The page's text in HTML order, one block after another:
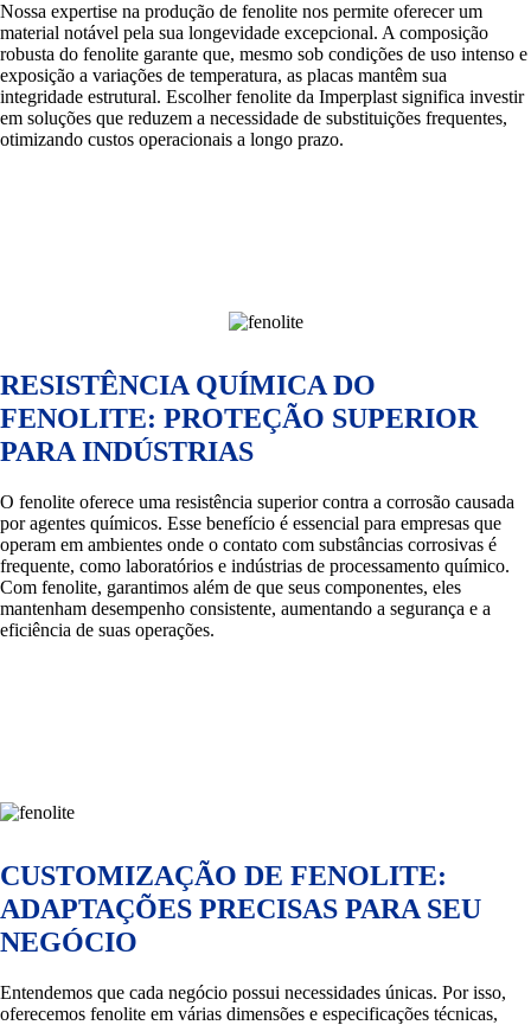
Nossa expertise na produção de fenolite nos permite oferecer um
material notável pela sua longevidade excepcional. A composição
robusta do fenolite garante que, mesmo sob condições de uso intenso e
exposição a variações de temperatura, as placas mantêm sua
integridade estrutural. Escolher fenolite da Imperplast significa investir
em soluções que reduzem a necessidade de substituições frequentes,
otimizando custos operacionais a longo prazo.
RESISTÊNCIA QUÍMICA DO
FENOLITE: PROTEÇÃO SUPERIOR
PARA INDÚSTRIAS
O fenolite oferece uma resistência superior contra a corrosão causada
por agentes químicos. Esse benefício é essencial para empresas que
operam em ambientes onde o contato com substâncias corrosivas é
frequente, como laboratórios e indústrias de processamento químico.
Com fenolite, garantimos além de que seus componentes, eles
mantenham desempenho consistente, aumentando a segurança e a
eficiência de suas operações.
CUSTOMIZAÇÃO DE FENOLITE:
ADAPTAÇÕES PRECISAS PARA SEU
NEGÓCIO
Entendemos que cada negócio possui necessidades únicas. Por isso,
oferecemos fenolite em várias dimensões e especificações técnicas,